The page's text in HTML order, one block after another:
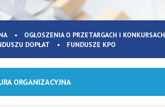
OGŁOSZENIA O PRZETARGACH I KONKURSACH
DOPŁAT FUNDUSZE KPO
ORGANIZACYJNA